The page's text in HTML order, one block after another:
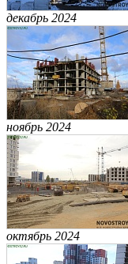
декабрь 2024
ноябрь 2024
октябрь 2024